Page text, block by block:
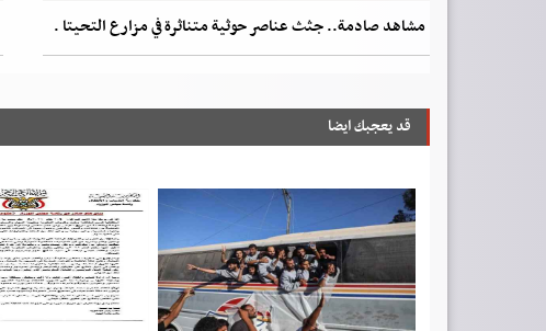
مشاهد صادمة.. جثث عناصر حوثية متناثرة في مزارع التحيتا .
قد يعجبك ايضا